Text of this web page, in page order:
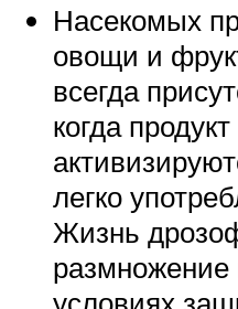
Насекомых
овощи и
всегда
когда
легко
Жизнь
размножение